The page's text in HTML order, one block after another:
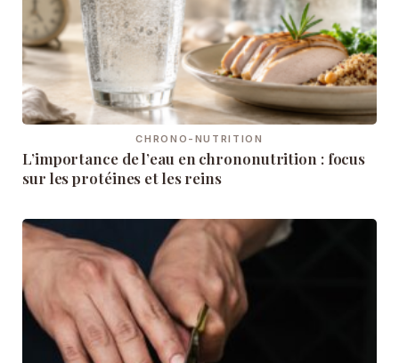
CHRONO-NUTRITION
L’importance de l’eau en chrononutrition : focus
sur les protéines et les reins